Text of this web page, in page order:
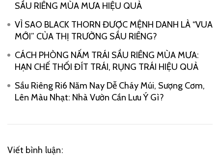
SẦU RIÊNG MÙA MƯA HIỆU QUẢ
VÌ SAO BLACK THORN ĐƯỢC MỆNH DANH LÀ “VUA
MỚI” CỦA THỊ TRƯỜNG SẦU RIÊNG?
CÁCH PHÒNG NẤM TRÁI SẦU RIÊNG MÙA MƯA:
HẠN CHẾ THỐI ĐÍT TRÁI, RỤNG TRÁI HIỆU QUẢ
Sầu Riêng Ri6 Năm Nay Dễ Cháy Múi, Sượng Cơm,
Lên Màu Nhạt: Nhà Vườn Cần Lưu Ý Gì?
Viết bình luận: